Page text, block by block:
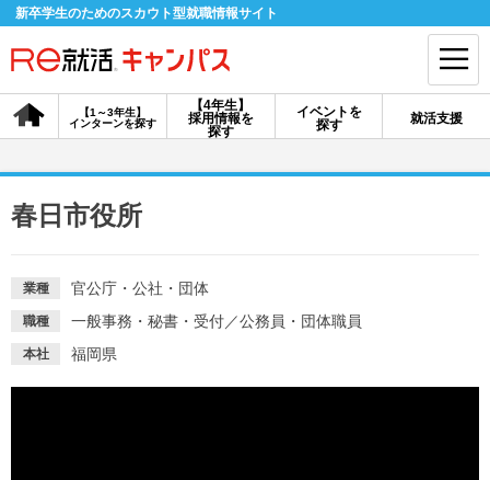
新卒学生のためのスカウト型就職情報サイト
【4年生】
採用情報を
探す
【1～3年生】
インターンを探す
イベントを
探す
就活支援
会員登録 ログイン
【4年生】
採用情報を探す
【4年生】
説明会を探す
インターンを探す
春日市役所
業種 官公庁・公社・団体
職種 一般事務・秘書・受付／公務員・団体職員
本社 福岡県